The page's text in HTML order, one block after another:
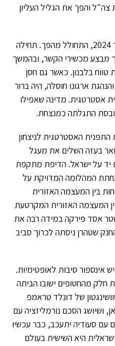
והפך את הגליל העליון
ואז, בתוך עשרה ימים בספטמבר 2024, התחולל מהפך. תחילה
מבצע מכשירי הקשר, ובהמשך
בלבנון. כאשר גם חסן
ארגונו חוסלה, היה ברור
אסטרטגית. מדינה שאפילו
התגלתה כמנצחת.
2024 הפכו את התפנית האסטרטגית לניצחון
בעזה השלים את מעגל
יד על ישראל. הדיפת מתקפת
המהלומה המדויקת על
בין המעצמה האזורית
המעצמה האזורית המקרטעת
אסד פירקה במידה רבה את
שטהרן ניסתה לכרוך סביב
סיבות לאופטימיות.
חלק מהחטופים ישובו הביתה
של דונלד טראמפ
ושיושג הסכם נורמליזציה עם
עם סעודיה יתעכב, כבר עכשיו
היא השישית בעולם